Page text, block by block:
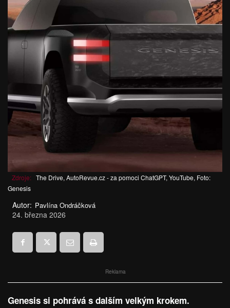
Zdroje: The Drive, AutoRevue.cz - za pomoci ChatGPT, YouTube, Foto:
Genesis
Autor: Pavlína Ondráčková
24. března 2026
Reklama
Genesis si pohrává s dalším velkým krokem.